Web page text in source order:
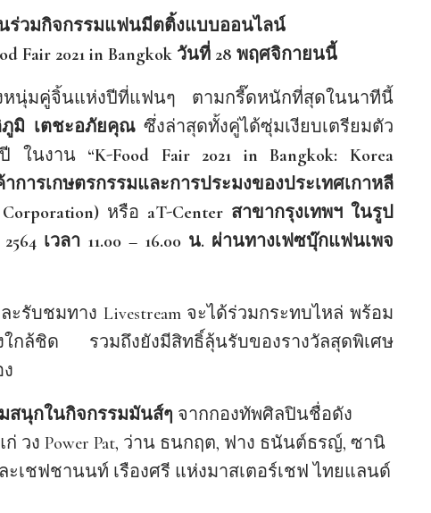
ร่วมกิจกรรมแฟนมีตติ้งแบบออนไลน์
Fair 2021 in Bangkok วันที่ 28 พฤศจิกายนนี้
หนุ่มคู่จิ้นแห่งปีที่แฟนๆ ตามกรี๊ดหนักที่สุดในนาทีนี้
มิ เตชะอภัยคุณซึ่งล่าสุดทั้งคู่ได้ซุ่มเงียบเตรียมตัว
ในงาน “K-Food Fair 2021 in Bangkok: Korea
การเกษตรกรรมและการประมงของประเทศเกาหลี
หรือ aT-Center สาขากรุงเทพฯ ในรูป
เวลา 11.00 – 16.00 น. ผ่านทางเฟซบุ๊กแฟนเพจ
รับชมทาง Livestream จะได้ร่วมกระทบไหล่ พร้อม
ใกล้ชิด รวมถึงยังมีสิทธิ์ลุ้นรับของรางวัลสุดพิเศษ
สนุกในกิจกรรมมันส์ๆ จากกองทัพศิลปินชื่อดัง
วง Power Pat, ว่าน ธนกฤต, ฟาง ธนันต์ธรญ์, ซานิ
เชฟชานนท์ เรืองศรี แห่งมาสเตอร์เชฟ ไทยแลนด์